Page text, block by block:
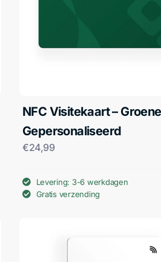
NFC Visitekaart –
Gepersonaliseerd
€24,99
Levering: 3-6 werkdagen
Gratis verzending